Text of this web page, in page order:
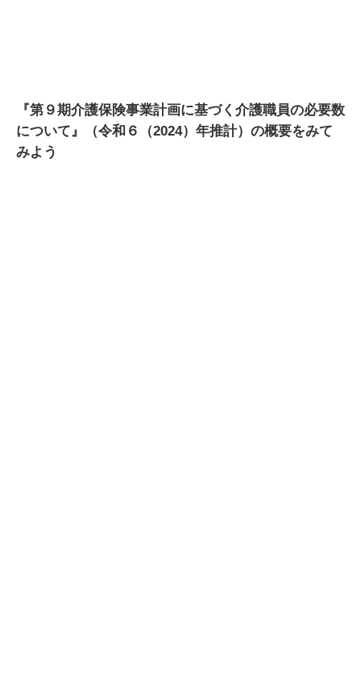
『第９期介護保険事業計画に基づく介護職員の必要数
について』（令和６（2024）年推計）の概要をみて
みよう